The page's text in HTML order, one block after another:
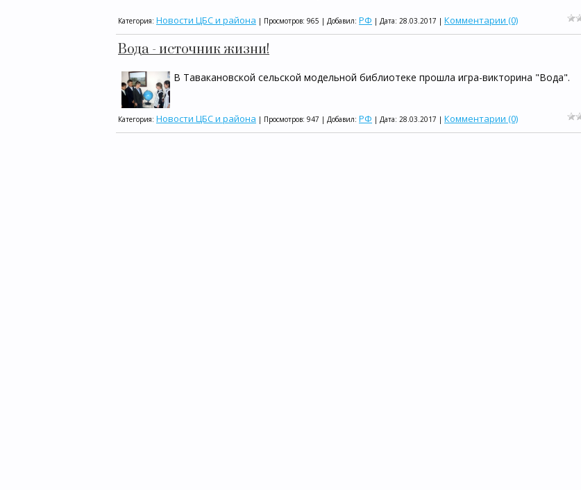
Категория: Новости ЦБС и района | Просмотров: 965 | Добавил: РФ | Дата: 28.03.2017 | Комментарии (0)
Вода - источник жизни!
В Тавакановской сельской модельной библиотеке прошла игра-викторина "Вода".
Категория: Новости ЦБС и района | Просмотров: 947 | Добавил: РФ | Дата: 28.03.2017 | Комментарии (0)